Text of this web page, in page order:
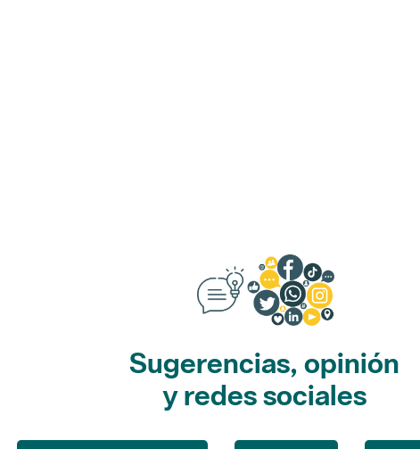
es de 0 estrellas de 5.
Sugerencias, opinión
y redes sociales